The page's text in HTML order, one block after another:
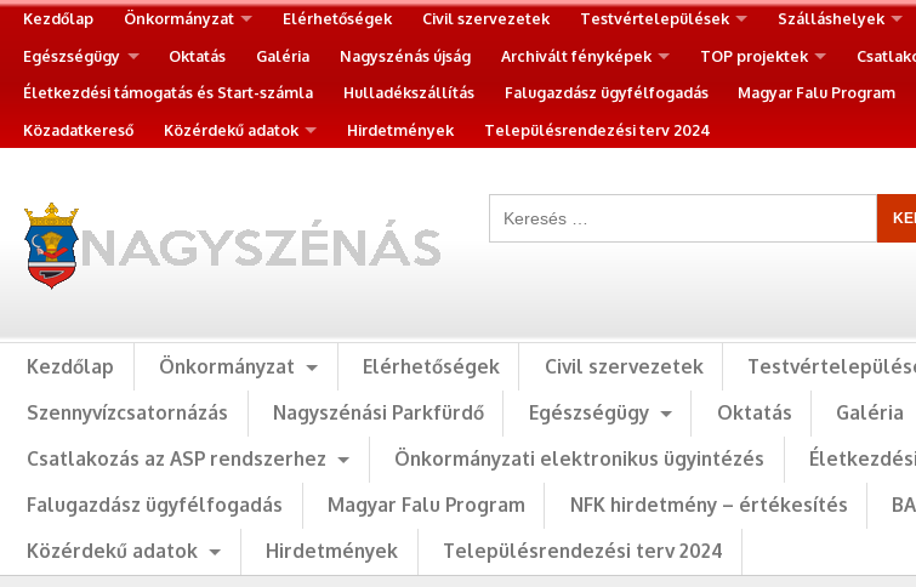
Kezdőlap Önkormányzat Elérhetőségek Civil szervezetek Testvértelepülések Szálláshelyek
Egészségügy
Oktatás Galéria Nagyszénás újság Archivált fényképek TOP projektek
Életkezdési támogatás és Start-számla
Hulladékszállítás Falugazdász ügyfélfogadás Magyar Falu Program
Közadatkereső
Közérdekű adatok Hirdetmények Településrendezési terv 2024
Kezdőlap Önkormányzat Elérhetőségek Civil szervezetek
Szennyvízcsatornázás
Nagyszénási Parkfürdő Egészségügy Oktatás Galéria
Csatlakozás az ASP rendszerhez
Önkormányzati elektronikus ügyintézés
Falugazdász ügyfélfogadás
Magyar Falu Program NFK hirdetmény – értékesítés
Közérdekű adatok
Hirdetmények Településrendezési terv 2024